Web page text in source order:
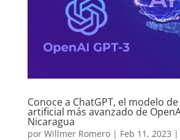
Conoce a ChatGPT, el modelo
artificial más avanzado de
Nicaragua
por Willmer Romero| Feb 11, 2023 |